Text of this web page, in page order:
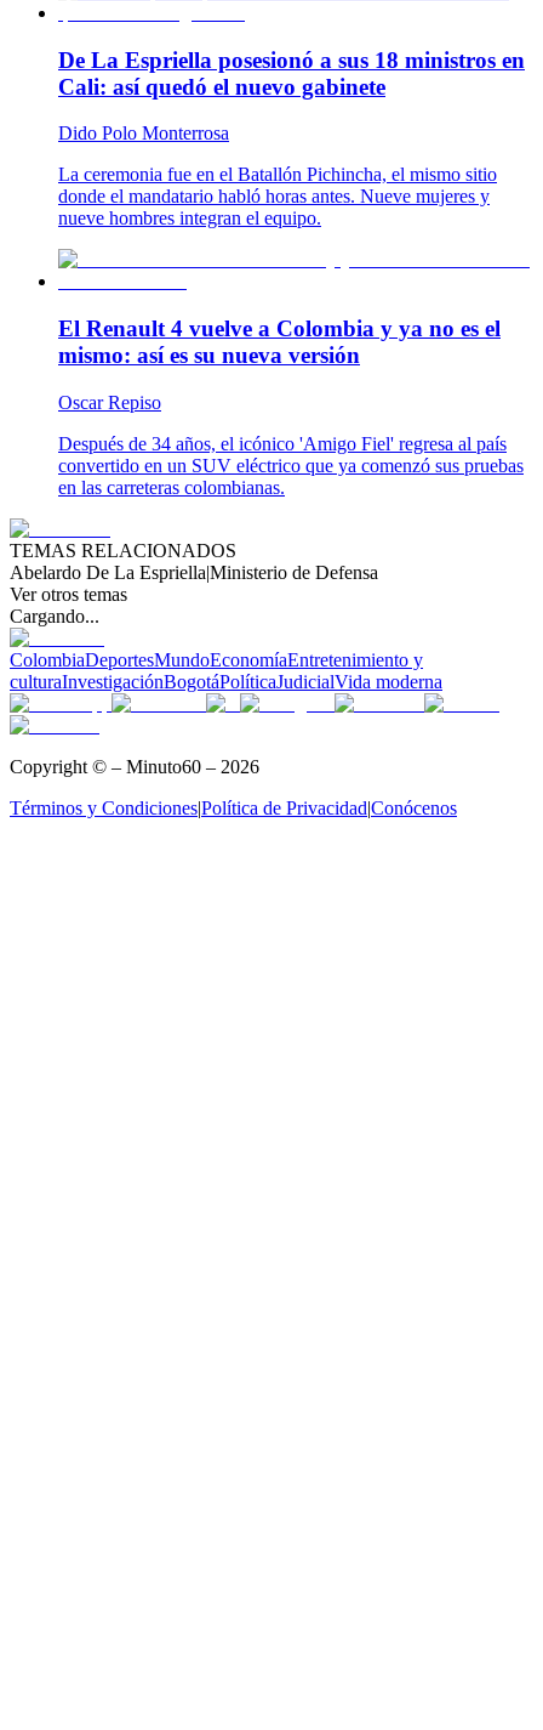
De La Espriella posesionó a sus 18 ministros en
Cali: así quedó el nuevo gabinete
Dido Polo Monterrosa
La ceremonia fue en el Batallón Pichincha, el mismo sitio
donde el mandatario habló horas antes. Nueve mujeres y
nueve hombres integran el equipo.
El Renault 4 vuelve a Colombia y ya no es el
mismo: así es su nueva versión
Oscar Repiso
Después de 34 años, el icónico 'Amigo Fiel' regresa al país
convertido en un SUV eléctrico que ya comenzó sus pruebas
en las carreteras colombianas.
TEMAS RELACIONADOS
Abelardo De La Espriella|Ministerio de Defensa
Ver otros temas
Cargando...
ColombiaDeportesMundoEconomíaEntretenimiento y
culturaInvestigaciónBogotáPolíticaJudicialVida moderna
Copyright © – Minuto60 – 2026
Términos y Condiciones|Política de Privacidad|Conócenos